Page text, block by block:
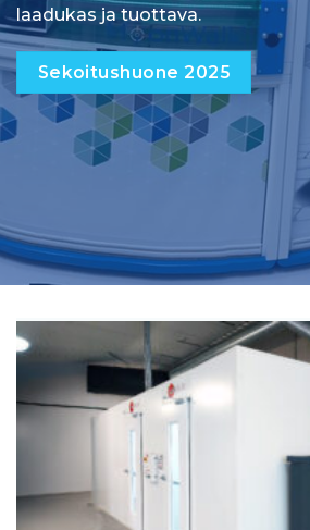
laadukas ja tuottava.
Sekoitushuone 2025